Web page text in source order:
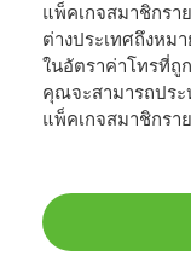
แพ็คเกจสมาชิกรา
ต่างประเทศถึงหม
ในอัตราค่าโทรที่ถู
คุณจะสามารถปร
แพ็คเกจสมาชิกรา